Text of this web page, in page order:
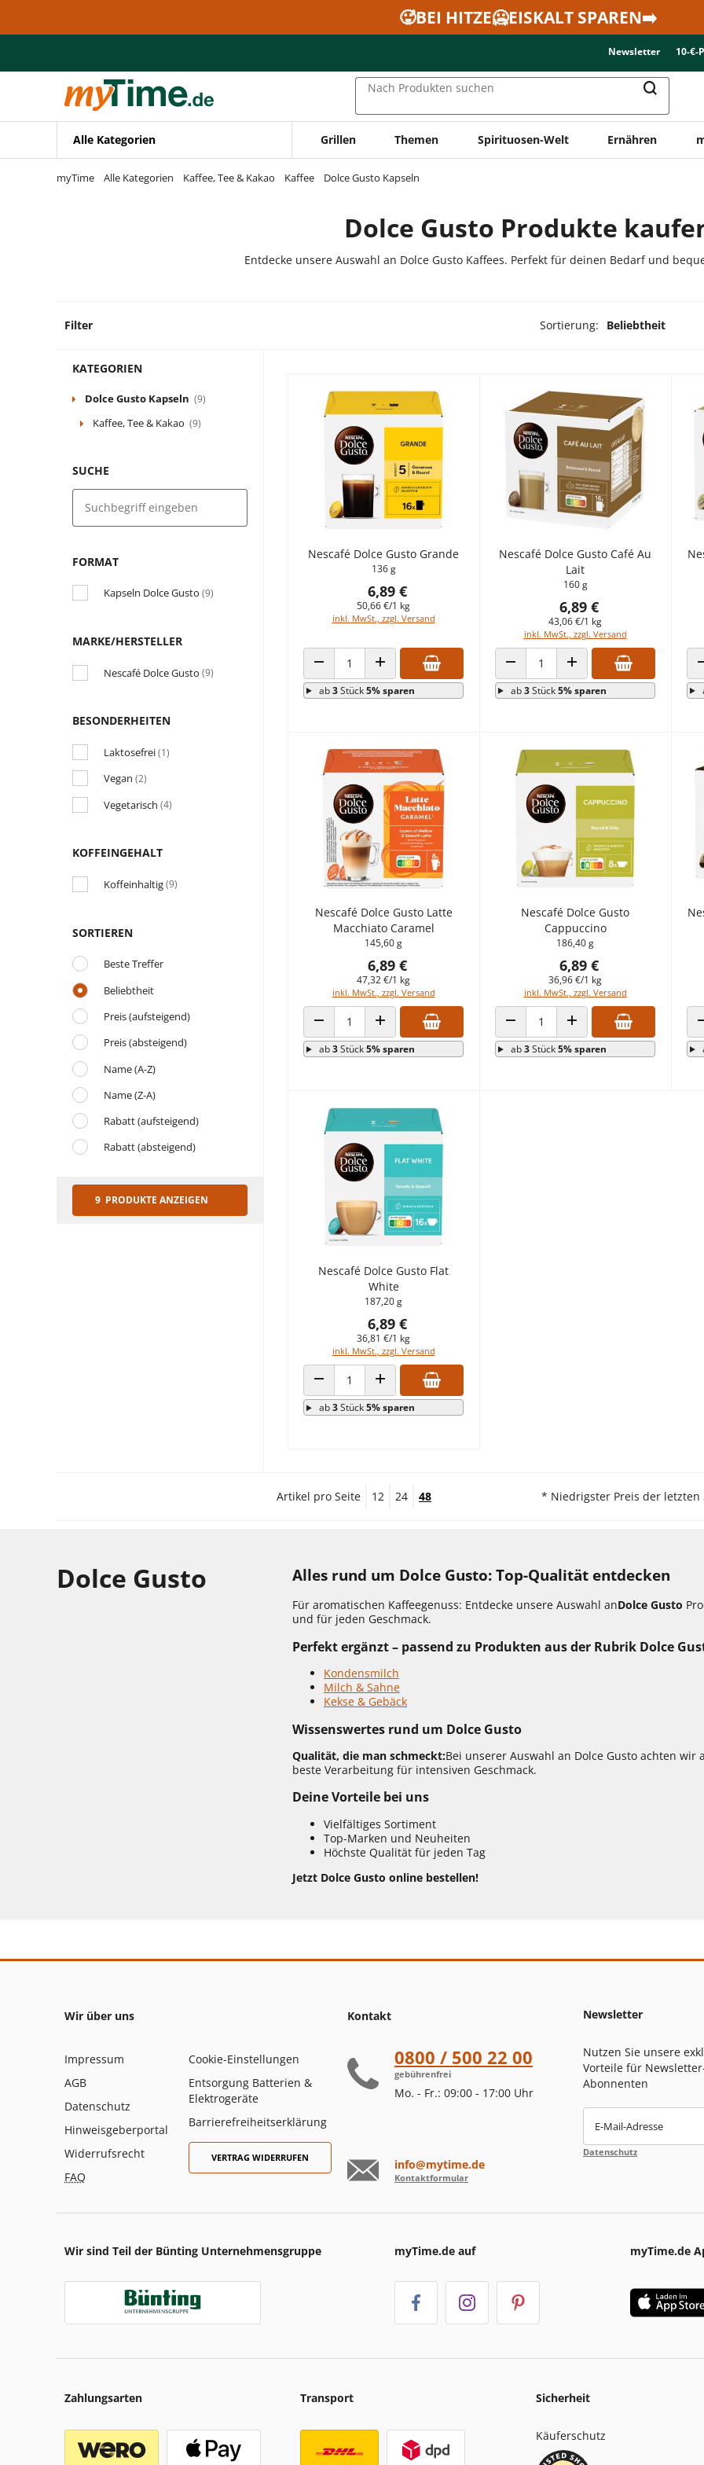
Zur Navigation springen
🥵BEI HITZE🥶EISKALT SPAREN➡️
Newsletter 10-€-
Nach Produkten suchen
Alle Kategorien Grillen Themen Spirituosen-Welt Ernähren
myTime Alle Kategorien Kaffee, Tee & Kakao Kaffee Dolce Gusto Kapseln
Dolce Gusto Produkte
Entdecke unsere Auswahl an Dolce Gusto Kaffees. Perfekt für deinen Bedarf und
Filter Sortierung: Beliebtheit
KATEGORIEN
Dolce Gusto Kapseln (9)
Kaffee, Tee & Kakao (9)
SUCHE
FORMAT
Kapseln Dolce Gusto (9)
MARKE/HERSTELLER
Nescafé Dolce Gusto (9)
BESONDERHEITEN
Laktosefrei(1)
Vegan (2)
Vegetarisch (4)
KOFFEINGEHALT
Koffeinhaltig(9)
SORTIEREN
Beste Treffer
Beliebtheit
Preis (aufsteigend)
Preis (absteigend)
Name (A-Z)
Name (Z-A)
Rabatt (aufsteigend)
Rabatt (absteigend)
9 PRODUKTE ANZEIGEN
Nescafé Dolce Gusto Grande
136 g
6,89 €
50,66 €/1 kg
inkl. MwSt., zzgl. Versand
ANZAHL VERRINGERNANZAHL ERHÖHEN
ab3Stück5% sparen
Nescafé Dolce Gusto Café Au
Lait
160 g
6,89 €
43,06 €/1 kg
inkl. MwSt., zzgl. Versand
ANZAHL VERRINGERNANZAHL ERHÖHEN
ab3Stück5% sparen
Nescafé Dolce Gusto Latte
Macchiato Caramel
145,60 g
6,89 €
47,32 €/1 kg
inkl. MwSt., zzgl. Versand
ANZAHL VERRINGERNANZAHL ERHÖHEN
ab3Stück5% sparen
Nescafé Dolce Gusto
Cappuccino
186,40 g
6,89 €
36,96 €/1 kg
inkl. MwSt., zzgl. Versand
ANZAHL VERRINGERNANZAHL ERHÖHEN
ab3Stück5% sparen
Nescafé Dolce Gusto Flat
White
187,20 g
6,89 €
36,81 €/1 kg
inkl. MwSt., zzgl. Versand
ANZAHL VERRINGERNANZAHL ERHÖHEN
ab3Stück5% sparen
Artikel pro Seite 12 24 48 * Niedrigster Preis der letzten
Dolce Gusto Alles rund um Dolce Gusto: Top-Qualität entdecken
Für aromatischen Kaffeegenuss: Entdecke unsere Auswahl anDolce Gusto
und für jeden Geschmack.
Perfekt ergänzt – passend zu Produkten aus der Rubrik Dolce
Kondensmilch
Milch & Sahne
Kekse & Gebäck
Wissenswertes rund um Dolce Gusto
Qualität, die man schmeckt:Bei unserer Auswahl an Dolce Gusto achten
beste Verarbeitung für intensiven Geschmack.
Deine Vorteile bei uns
Vielfältiges Sortiment
Top-Marken und Neuheiten
Höchste Qualität für jeden Tag
Jetzt Dolce Gusto online bestellen!
Wir über uns
Impressum
AGB
Datenschutz
Hinweisgeberportal
Widerrufsrecht
FAQ
Cookie-Einstellungen
Entsorgung Batterien &
Elektrogeräte
Barrierefreiheitserklärung
VERTRAG WIDERRUFEN
Kontakt
0800 / 500 22 00
gebührenfrei
Mo. - Fr.: 09:00 - 17:00 Uhr
info@mytime.de
Kontaktformular
Newsletter
Nutzen Sie unsere
Vorteile für
Abonnenten
E-Mail-Adresse
Datenschutz
Wir sind Teil der Bünting Unternehmensgruppe myTime.de auf myTime.de
Zahlungsarten Transport Sicherheit
Käuferschutz